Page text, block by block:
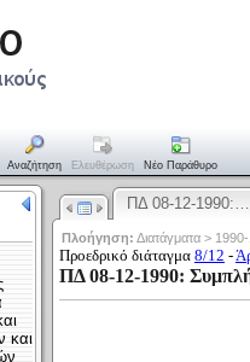
Αναζήτηση Ελευθέρωση Νέο Παράθυρο
ΠΔ 08-12-1990:…